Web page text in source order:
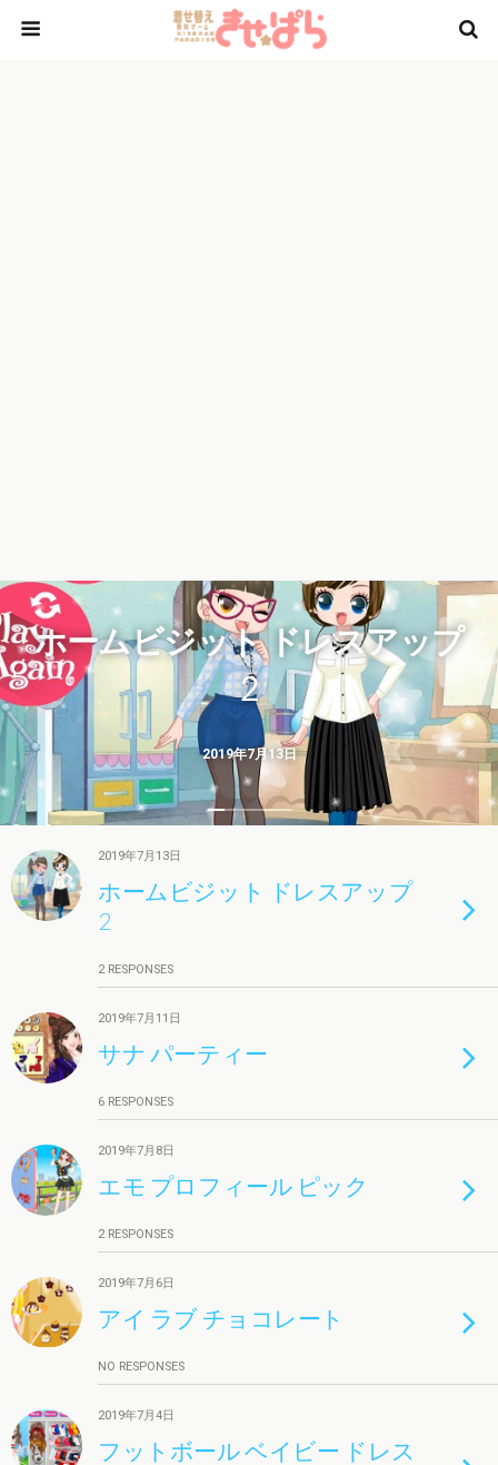
2019年7月13日
ホームビジット ドレスアップ
2
2019年7月13日
ホームビジット ドレスアップ
2
2 RESPONSES
2019年7月11日
サナ パーティー
6 RESPONSES
2019年7月8日
エモ プロフィール ピック
2 RESPONSES
2019年7月6日
アイ ラブ チョコレート
NO RESPONSES
2019年7月4日
フットボール ベイビー ドレス